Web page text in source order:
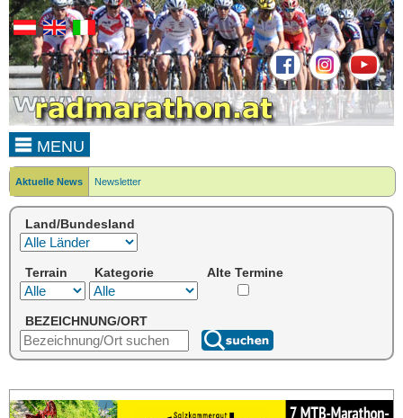
MENU
Aktuelle News Newsletter
Land/Bundesland
Terrain Kategorie Alte Termine
BEZEICHNUNG/ORT